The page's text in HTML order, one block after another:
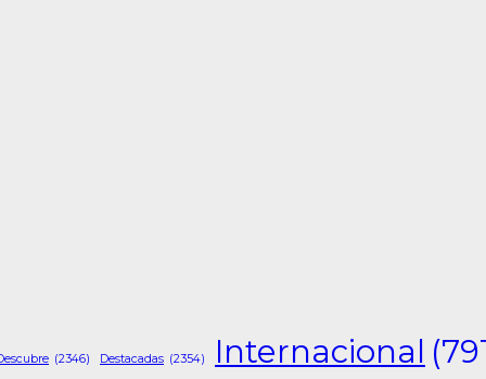
(2346) Destacadas (2354) Internacional